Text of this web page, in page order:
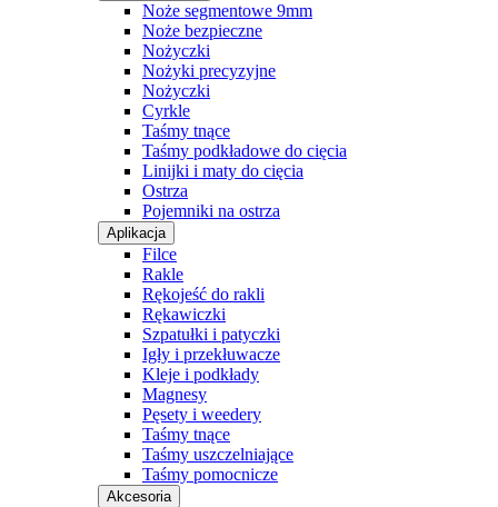
Noże segmentowe 9mm
Noże bezpieczne
Nożyczki
Nożyki precyzyjne
Nożyczki
Cyrkle
Taśmy tnące
Taśmy podkładowe do cięcia
Linijki i maty do cięcia
Ostrza
Pojemniki na ostrza
Aplikacja
Filce
Rakle
Rękojeść do rakli
Rękawiczki
Szpatułki i patyczki
Igły i przekłuwacze
Kleje i podkłady
Magnesy
Pęsety i weedery
Taśmy tnące
Taśmy uszczelniające
Taśmy pomocnicze
Akcesoria